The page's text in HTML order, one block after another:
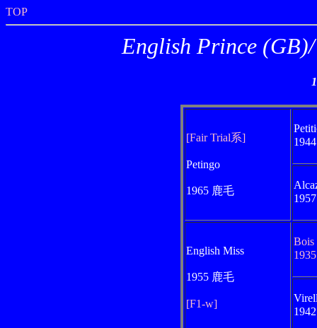
TOP
English Prince
[Fair Trial系]
Petingo
1965 鹿毛
English Miss
1955 鹿毛
[F1-w]
Bois